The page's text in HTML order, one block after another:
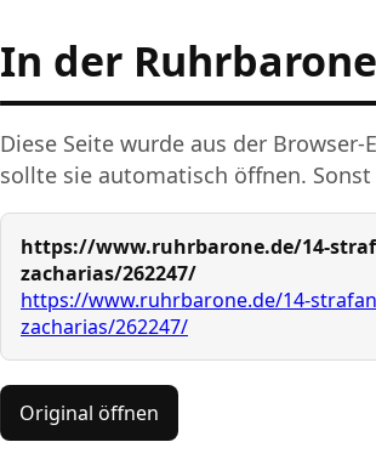
In der
Diese Seite wurde aus der
sollte sie automatisch öffnen.
https://www.ruhrbarone.de/14-
zacharias/262247/
https://www.ruhrbarone.de/14-
zacharias/262247/
Original öffnen